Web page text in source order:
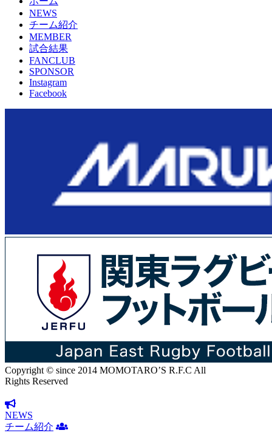
NEWS
チーム紹介
MEMBER
試合結果
FANCLUB
SPONSOR
Instagram
Facebook
Copyright © since 2014 MOMOTARO’S R.F.C All
Rights Reserved
NEWS
チーム紹介